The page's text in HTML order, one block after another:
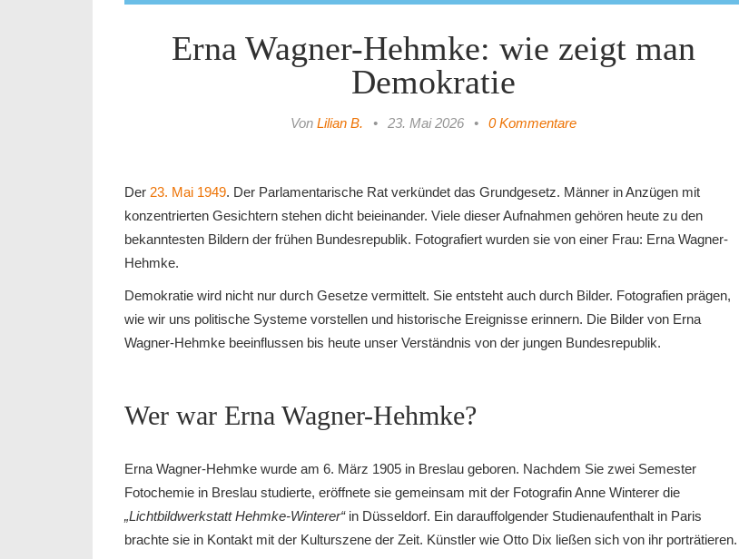
Erna Wagner-Hehmke: wie zeigt man
Demokratie
Von Lilian B. • 23. Mai 2026 • 0 Kommentare
Der 23. Mai 1949. Der Parlamentarische Rat verkündet das Grundgesetz. Männer in Anzügen mit
konzentrierten Gesichtern stehen dicht beieinander. Viele dieser Aufnahmen gehören heute zu den
bekanntesten Bildern der frühen Bundesrepublik. Fotografiert wurden sie von einer Frau: Erna Wagner-
Hehmke.
Demokratie wird nicht nur durch Gesetze vermittelt. Sie entsteht auch durch Bilder. Fotografien prägen,
wie wir uns politische Systeme vorstellen und historische Ereignisse erinnern. Die Bilder von Erna
Wagner-Hehmke beeinflussen bis heute unser Verständnis von der jungen Bundesrepublik.
Wer war Erna Wagner-Hehmke?
Erna Wagner-Hehmke wurde am 6. März 1905 in Breslau geboren. Nachdem Sie zwei Semester
Fotochemie in Breslau studierte, eröffnete sie gemeinsam mit der Fotografin Anne Winterer die
„Lichtbildwerkstatt Hehmke-Winterer“ in Düsseldorf. Ein darauffolgender Studienaufenthalt in Paris
brachte sie in Kontakt mit der Kulturszene der Zeit. Künstler wie Otto Dix ließen sich von ihr porträtieren.